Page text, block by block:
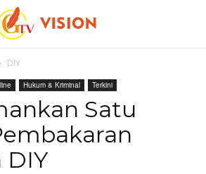
DIY
Hukum & Kriminal Terkini
Satu
DIY